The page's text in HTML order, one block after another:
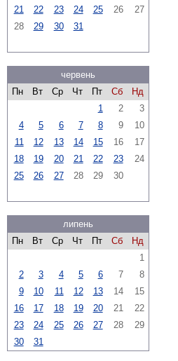
21
22 23 24 25 26
27
28
29 30 31
червень
Пн
Вт Ср Чт Пт Сб
Нд
1
2
3
4
5 6 7 8 9
10
11
12 13 14 15 16
17
18
19 20 21 22 23
24
25
26 27 28 29 30
липень
Пн
Вт Ср Чт Пт Сб
Нд
1
2
3 4 5 6 7
8
9
10 11 12 13 14
15
16
17 18 19 20 21
22
23
24 25 26 27 28
29
30
31